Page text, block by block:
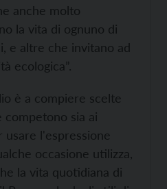
anche molto
la vita di ognuno di
e altre che invitano ad
ecologica”.
è a compiere scelte
competono sia ai
l'espressione
occasione utilizza,
la vita quotidiana di